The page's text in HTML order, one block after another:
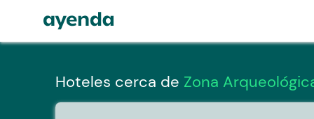
Hoteles cerca de Zona